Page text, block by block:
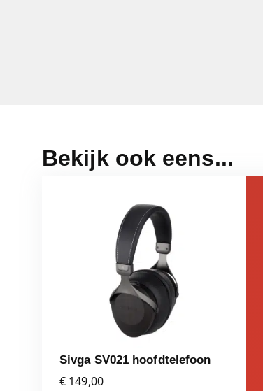
Bekijk ook eens...
Sivga SV021 hoofdtelefoon
€ 149,00